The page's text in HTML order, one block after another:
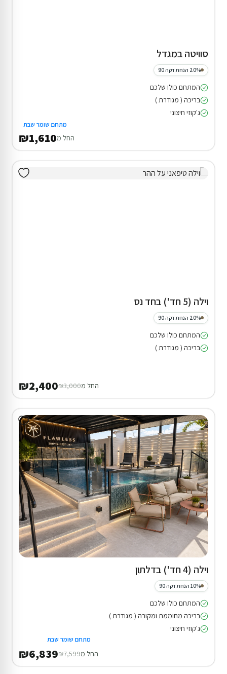
סוויטה במגדל
20% הנחת דקה 90
המתחם כולו שלכם
בריכה ( מגודרת )
ג'קוזי חיצוני
מתחם שומר שבת
החל מ₪1,610
וילה (5 חד') בחד נס
20% הנחת דקה 90
המתחם כולו שלכם
בריכה ( מגודרת )
החל מ₪3,000
₪2,400
וילה (4 חד') בדלתון
10% הנחת דקה 90
המתחם כולו שלכם
בריכה מחוממת ומקורה ( מגודרת )
ג'קוזי חיצוני
מתחם שומר שבת
החל מ₪7,599
₪6,839